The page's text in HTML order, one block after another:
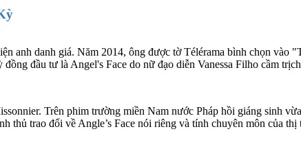
anh danh giá. Năm 2014, ông được tờ Télérama bình chọn vào
đầu tư là Angel's Face do nữ đạo diễn Vanessa Filho cầm
Trên phim trường miền Nam nước Pháp hồi giáng sinh
trao đổi về Angle’s Face nói riêng và tính chuyên môn của